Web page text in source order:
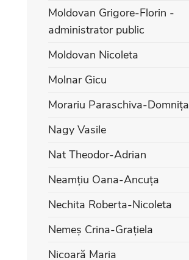
Moldovan Grigore-Florin -
administrator public
Moldovan Nicoleta
Molnar Gicu
Morariu Paraschiva-Domnița
Nagy Vasile
Nat Theodor-Adrian
Neamțiu Oana-Ancuța
Nechita Roberta-Nicoleta
Nemeș Crina-Grațiela
Nicoară Maria